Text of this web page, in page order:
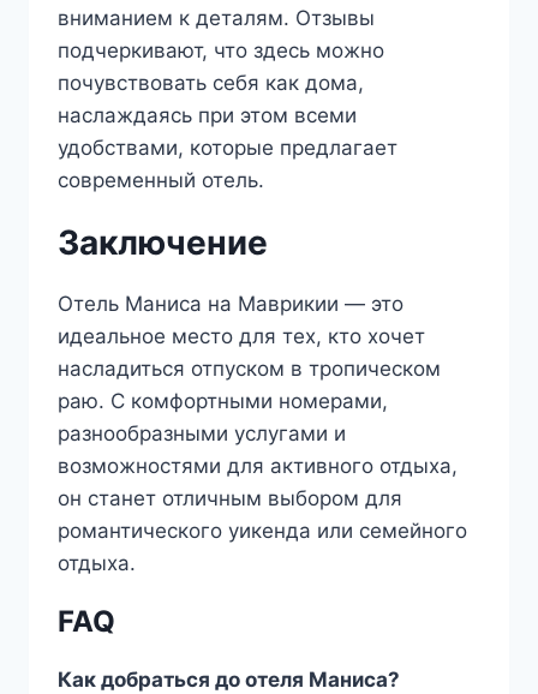
вниманием к деталям. Отзывы
подчеркивают, что здесь можно
почувствовать себя как дома,
наслаждаясь при этом всеми
удобствами, которые предлагает
современный отель.
Заключение
Отель Маниса на Маврикии — это
идеальное место для тех, кто хочет
насладиться отпуском в тропическом
раю. С комфортными номерами,
разнообразными услугами и
возможностями для активного отдыха,
он станет отличным выбором для
романтического уикенда или семейного
отдыха.
FAQ
Как добраться до отеля Маниса?